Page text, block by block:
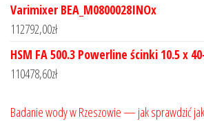
Varimixer BEA_M0800028INOx
112792,00zł
HSM FA 500.3 Powerline ścinki 10.5 x
110478,60zł
Badanie wody w Rzeszowie — jak sprawdzić